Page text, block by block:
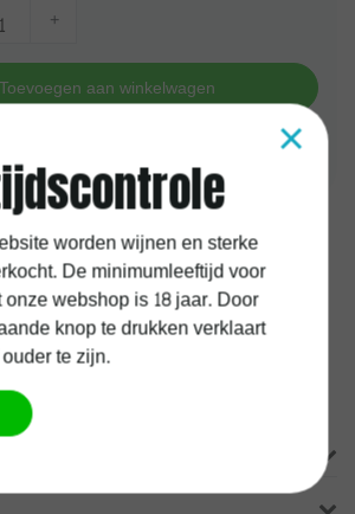
+
Toevoegen aan winkelwagen
vandaag verzonden
onderneming
vanaf60 euro
×
worden wijnen en sterke
De minimumleeftijd voor
webshop is 18 jaar. Door
knop te drukken verklaart
te zijn.